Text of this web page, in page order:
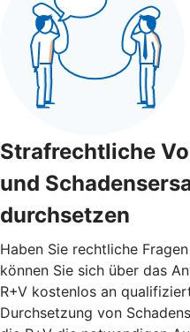
Strafrechtliche
und
durchsetzen
Haben Sie rechtliche
können Sie sich über das
R+V kostenlos an
Durchsetzung von